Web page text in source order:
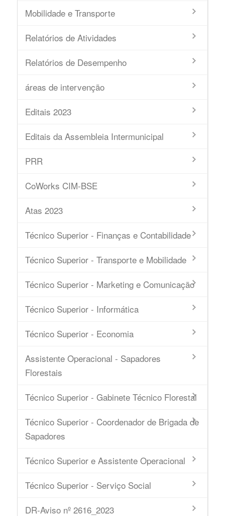
Mobilidade e Transporte
Relatórios de Atividades
Relatórios de Desempenho
áreas de intervenção
Editais 2023
Editais da Assembleia Intermunicipal
PRR
CoWorks CIM-BSE
Atas 2023
Técnico Superior - Finanças e Contabilidade
Técnico Superior - Transporte e Mobilidade
Técnico Superior - Marketing e Comunicação
Técnico Superior - Informática
Técnico Superior - Economia
Assistente Operacional - Sapadores
Florestais
Técnico Superior - Gabinete Técnico Florestal
Técnico Superior - Coordenador de Brigada de
Sapadores
Técnico Superior e Assistente Operacional
Técnico Superior - Serviço Social
DR-Aviso nº 2616_2023